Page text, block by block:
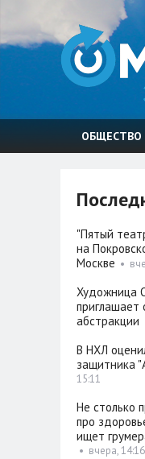
ОБЩЕСТВО
"Пятый
на
Москве •
Художница
приглашает
абстракции
В НХЛ
защитника
15:11
Не столько
про
ищет
• вчера, 14:16